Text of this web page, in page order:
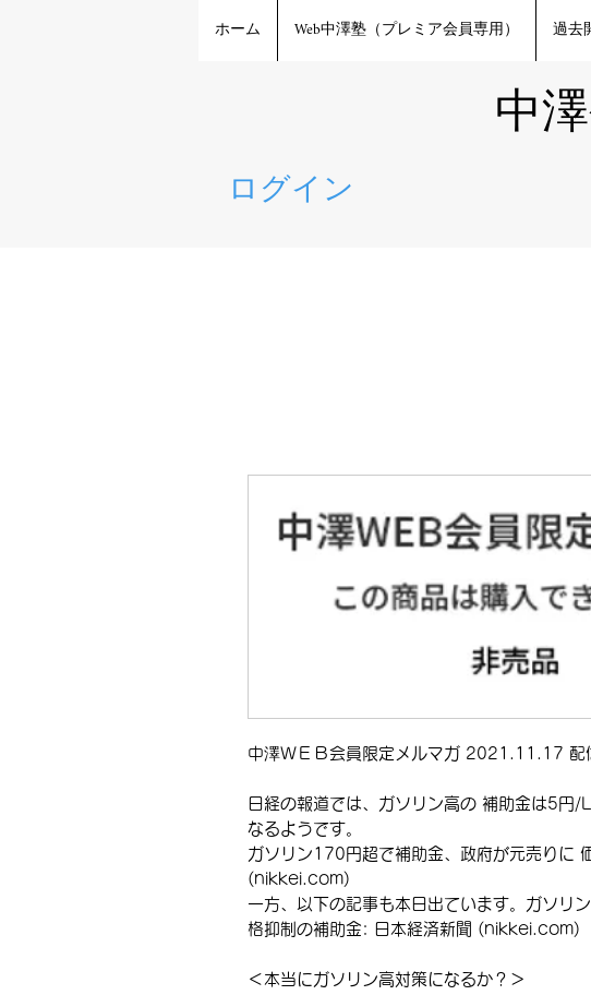
中
ログイン
ホーム Web中澤塾（プレミア会員専用） 過去
中澤ＷＥＢ会員限定メルマガ 2021.11.17 配
日経の報道では、ガソリン高の 補助金は5円
なるようです。
ガソリン170円超で補助金、政府が元売りに
(nikkei.com)
一方、以下の記事も本日出ています。ガソリ
格抑制の補助金: 日本経済新聞 (nikkei.com)
＜本当にガソリン高対策になるか？＞